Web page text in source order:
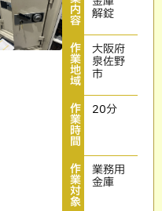
内
容 解錠
作
業
地
域
大阪府
泉佐野
市
作
業
時
間
20分
作
業
対
象
業務用
金庫